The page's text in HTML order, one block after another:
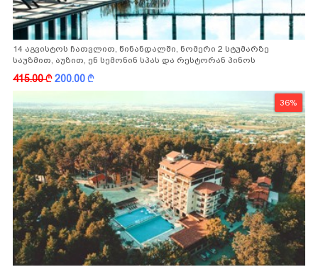
14 აგვისტოს ჩათვლით, წინანდალში, ნომერი 2 სტუმარზე
საუზმით, აუზით, ენ სემონინ სპას და რესტორან პინოს
ფასდაკლებით
415.00k200.00k
36%